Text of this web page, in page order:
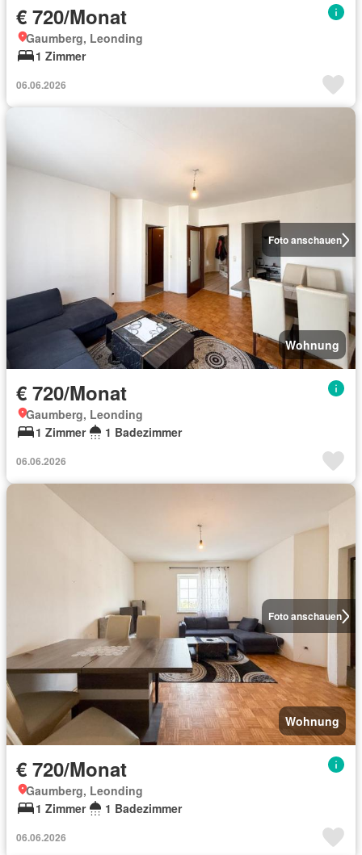
€ 720/Monat
Gaumberg, Leonding
1 Zimmer
06.06.2026
Foto anschauen
Wohnung
€ 720/Monat
Gaumberg, Leonding
1 Zimmer
1 Badezimmer
06.06.2026
Foto anschauen
Wohnung
€ 720/Monat
Gaumberg, Leonding
1 Zimmer
1 Badezimmer
06.06.2026